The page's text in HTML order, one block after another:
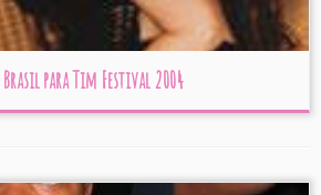
Brasil para Tim Festival 2004